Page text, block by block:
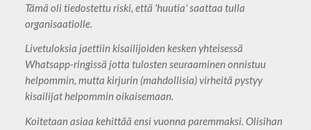
Tämä oli tiedostettu riski, että 'huutia' saattaa tulla
organisaatiolle.
Livetuloksia jaettiin kisailijoiden kesken yhteisessä
Whatsapp-ringissä jotta tulosten seuraaminen onnistuu
helpommin, mutta kirjurin (mahdollisia) virheitä pystyy
kisailijat helpommin oikaisemaan.
Koitetaan asiaa kehittää ensi vuonna paremmaksi. Olisihan